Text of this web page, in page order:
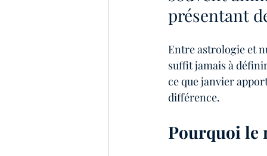
présentant
Entre astrologie et
suffit jamais à
ce que janvier
différence.
Pourquoi le